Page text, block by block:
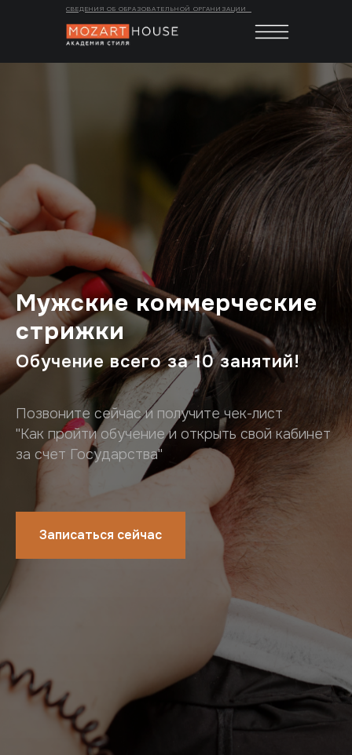
СВЕДЕНИЯ ОБ ОБРАЗОВАТЕЛЬНОЙ ОРГАНИЗАЦИИ
Мужские коммерческие
стрижки
Обучение всего за 10 занятий!
Позвоните сейчас и получите чек-лист
"Как пройти обучение и открыть свой кабинет
за счет Государства"
Записаться сейчас